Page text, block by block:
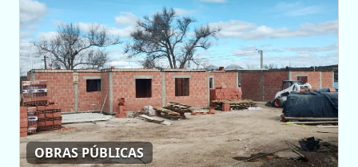
OBRAS PÚBLICAS